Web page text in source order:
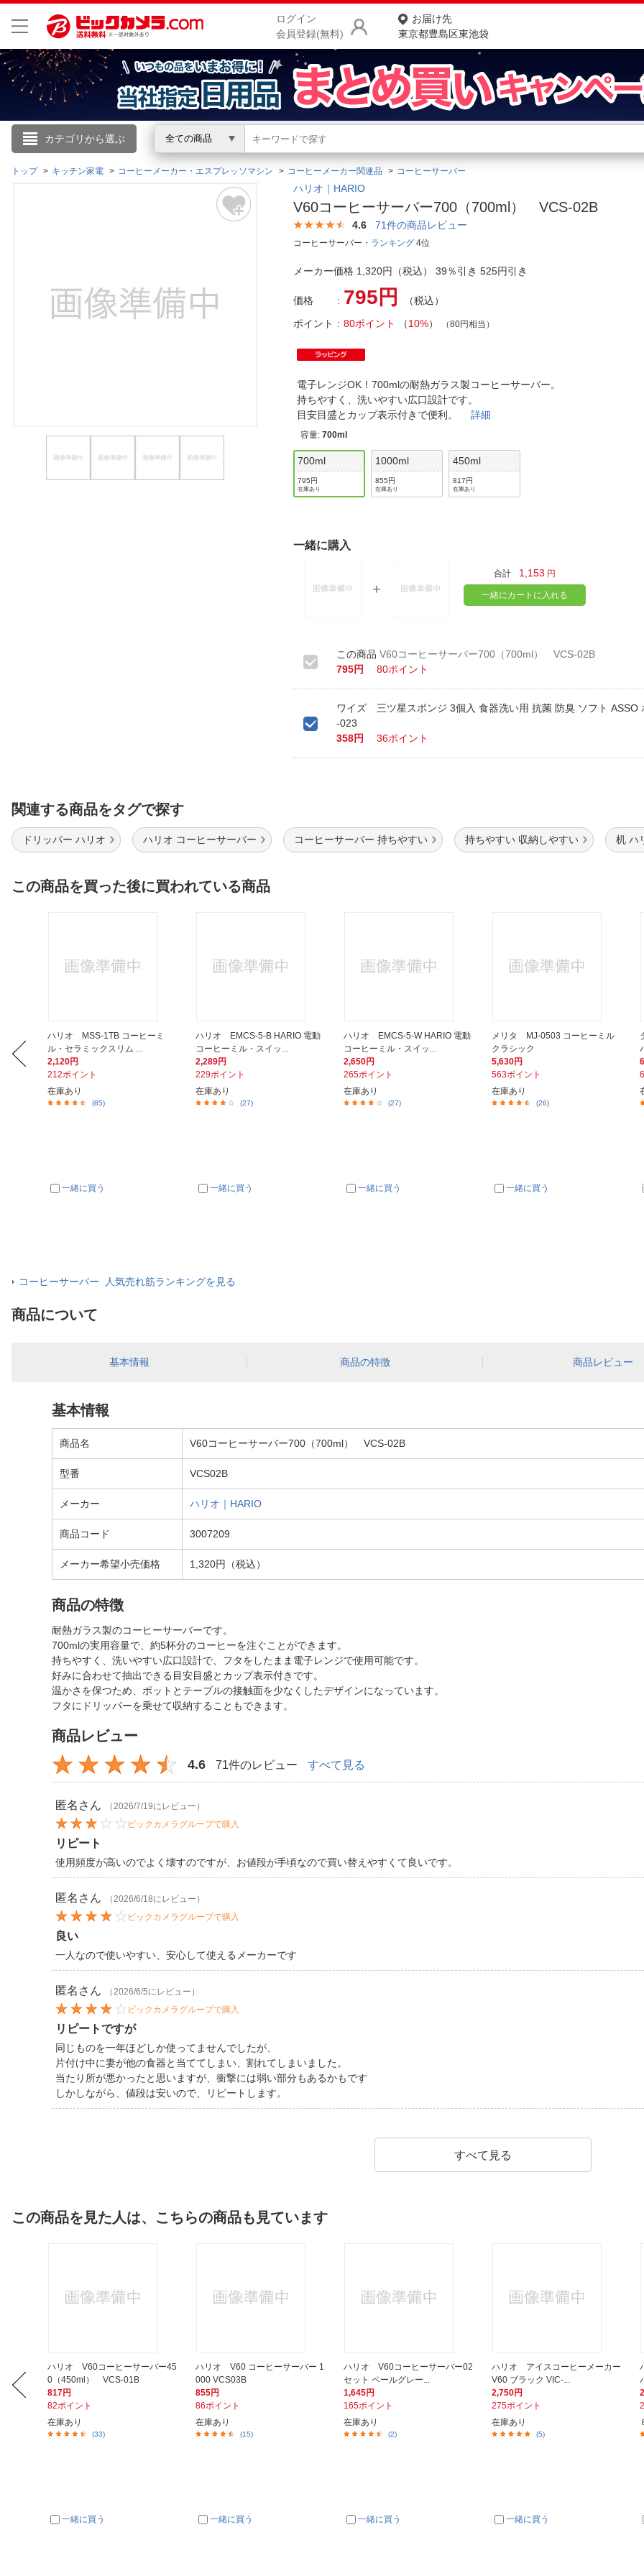
ログイン
会員登録(無料)
お届け先
東京都豊島区東池袋
カテゴリから選ぶ 全ての商品
こんにちは
ログイン
閲覧履歴
商品をさがす
ランキングからさがす
お客様サポート
ご利用ガイド
よくある質問・お問合せ
トップ キッチン家電 コーヒーメーカー・エスプレッソマシン コーヒーメーカー関連品 コーヒーサーバー
ハリオ｜HARIO
V60コーヒーサーバー700（700ml） VCS-02B
4.6 71件の商品レビュー
コーヒーサーバー・ ランキング 4位
メーカー価格 1,320円（税込） 39％引き 525円引き
価格 795円
（税込）
ポイント
80ポイント （10%） （80円相当）
電子レンジOK！700mlの耐熱ガラス製コーヒーサーバー。
持ちやすく、洗いやすい広口設計です。
目安目盛とカップ表示付きで便利。詳細
容量:700ml
700ml
795円
在庫あり
1000ml
855円
在庫あり
450ml
817円
在庫あり
一緒に購入
合計 1,153 円
一緒にカートに入れる
V60コーヒーサーバー700（700ml） VCS-02B
795円
80ポイント
ワイズ 三ツ星スポンジ 3個入 食器洗い用 抗菌 防臭 ソフト ASSO
-023
358円
36ポイント
関連する商品をタグで探す
ドリッパー ハリオ ハリオ コーヒーサーバー コーヒーサーバー 持ちやすい 持ちやすい 収納しやすい 机 ハ
この商品を買った後に買われている商品
ハリオ MSS-1TB コーヒーミ
ル・セラミックスリム ...
2,120円
212ポイント
在庫あり
(85)
一緒に買う
ハリオ EMCS-5-B HARIO 電動
コーヒーミル・スイッ...
2,289円
229ポイント
在庫あり
(27)
一緒に買う
ハリオ EMCS-5-W HARIO 電動
コーヒーミル・スイッ...
2,650円
265ポイント
在庫あり
(27)
一緒に買う
メリタ MJ-0503 コーヒーミル
クラシック
5,630円
563ポイント
在庫あり
(26)
一緒に買う
コーヒーサーバー 人気売れ筋ランキングを見る
商品について
基本情報 商品の特徴 商品レビュー
基本情報
商品名 V60コーヒーサーバー700（700ml） VCS-02B
型番 VCS02B
メーカー ハリオ｜HARIO
商品コード 3007209
メーカー希望小売価格 1,320円（税込）
商品の特徴
耐熱ガラス製のコーヒーサーバーです。
700mlの実用容量で、約5杯分のコーヒーを注ぐことができます。
持ちやすく、洗いやすい広口設計で、フタをしたまま電子レンジで使用可能です。
好みに合わせて抽出できる目安目盛とカップ表示付きです。
温かさを保つため、ポットとテーブルの接触面を少なくしたデザインになっています。
フタにドリッパーを乗せて収納することもできます。
商品レビュー
4.6 71件のレビュー すべて見る
匿名 さん
（2026/7/19にレビュー）
ビックカメラグループで購入
リピート
使用頻度が高いのでよく壊すのですが、お値段が手頃なので買い替えやすくて良いです。
匿名 さん
（2026/6/18にレビュー）
ビックカメラグループで購入
良い
一人なので使いやすい、安心して使えるメーカーです
匿名 さん
（2026/6/5にレビュー）
ビックカメラグループで購入
リピートですが
同じものを一年ほどしか使ってませんでしたが、
片付け中に妻が他の食器と当ててしまい、割れてしまいました。
当たり所が悪かったと思いますが、衝撃には弱い部分もあるかもです
しかしながら、値段は安いので、リピートします。
すべて見る
この商品を見た人は、こちらの商品も見ています
ハリオ V60コーヒーサーバー45
0（450ml） VCS-01B
817円
82ポイント
在庫あり
(33)
一緒に買う
ハリオ V60 コーヒーサーバー 1
000 VCS03B
855円
86ポイント
在庫あり
(15)
一緒に買う
ハリオ V60コーヒーサーバー02
セット ペールグレー...
1,645円
165ポイント
在庫あり
(2)
一緒に買う
ハリオ アイスコーヒーメーカー
V60 ブラック VIC-...
2,750円
275ポイント
在庫あり
(5)
一緒に買う